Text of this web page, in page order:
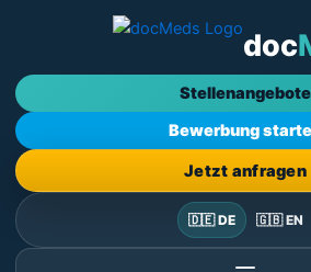
doc
Stellenangebote
Bewerbung
Jetzt anfragen
🇩🇪 DE 🇬🇧 EN